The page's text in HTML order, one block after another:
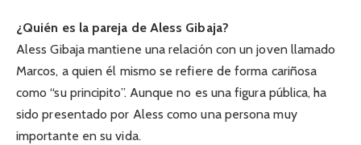
¿Quién es la pareja de Aless Gibaja?
Aless Gibaja mantiene una relación con un joven llamado
Marcos, a quien él mismo se refiere de forma cariñosa
como “su principito”. Aunque no es una figura pública, ha
sido presentado por Aless como una persona muy
importante en su vida.